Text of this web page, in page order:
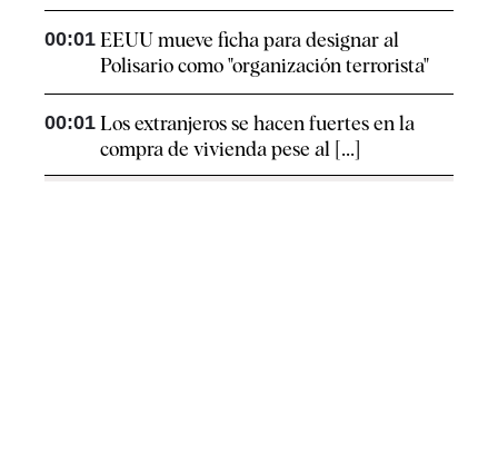
00:01 EEUU mueve ficha para designar al
Polisario como "organización terrorista"
00:01 Los extranjeros se hacen fuertes en la
compra de vivienda pese al [...]